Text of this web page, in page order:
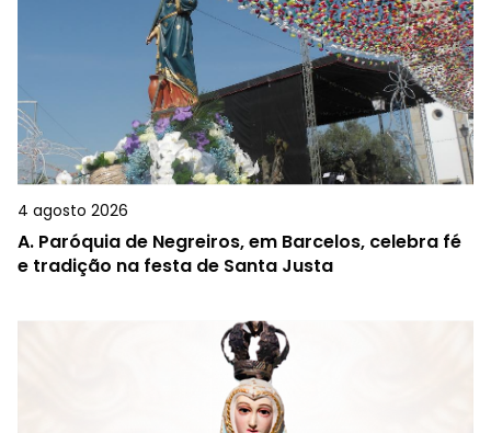
4 agosto 2026
A. Paróquia de Negreiros, em Barcelos, celebra fé
e tradição na festa de Santa Justa